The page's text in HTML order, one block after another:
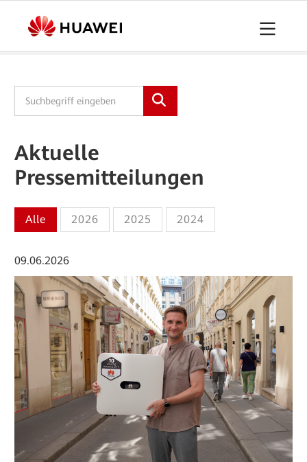
Downloads
Aktuelle
Pressemitteilungen
Alle 2026 2025 2024
09.06.2026